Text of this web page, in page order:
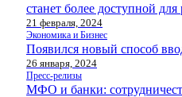
станет более доступной
21 февраля, 2024
Экономика и Бизнес
Появился новый способ
26 января, 2024
Пресс-релизы
МФО и банки: